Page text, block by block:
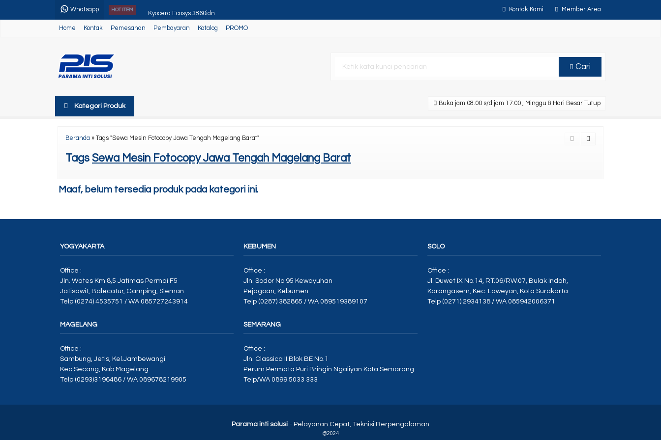
Whatsapp HOT ITEM Kyocera Ecosys 3860idn
Toner Dama
Kontak Kami Member Area
Home Kontak Pemesanan Pembayaran Katalog PROMO
Cari
Kategori Produk Buka jam 08.00 s/d jam 17.00 , Minggu & Hari Besar Tutup
Beranda » Tags "Sewa Mesin Fotocopy Jawa Tengah Magelang Barat"
Tags Sewa Mesin Fotocopy Jawa Tengah Magelang Barat
Maaf, belum tersedia produk pada kategori ini.
YOGYAKARTA
Office :
Jln. Wates Km 8,5 Jatimas Permai F5
Jatisawit, Balecatur, Gamping, Sleman
Telp (0274) 4535751 / WA 085727243914
MAGELANG
Office :
Sambung, Jetis, Kel.Jambewangi
Kec.Secang, Kab.Magelang
Telp (0293)3196486 / WA 089678219905
KEBUMEN
Office :
Jln. Sodor No 95 Kewayuhan
Pejagoan, Kebumen
Telp (0287) 382865 / WA 089519389107
SEMARANG
Office :
Jln. Classica II Blok BE No.1
Perum Permata Puri Bringin Ngaliyan Kota Semarang
Telp/WA 0899 5033 333
SOLO
Office :
Jl. Duwet IX No.14, RT.06/RW.07, Bulak Indah,
Karangasem, Kec. Laweyan, Kota Surakarta
Telp (0271) 2934138 / WA 085942006371
Parama inti solusi - Pelayanan Cepat, Teknisi Berpengalaman
@2024